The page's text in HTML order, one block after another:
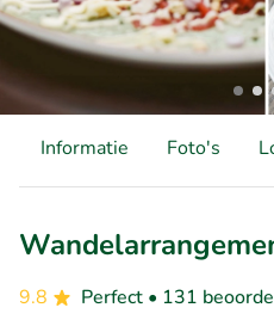
Informatie Foto's
9.8 Perfect • 131